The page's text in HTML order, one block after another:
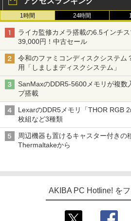
1時間 24時間
ライカ監修カメラ搭載の6.5インチ
39,000円！中古セール
令和のファミコンディスクシステム
用「しましまディスクシステム」
SanMaxのDDR5-5600メモリが複数
プ搭載
LexarのDDR5メモリ「THOR RGB
枚組など3種類
周辺機器も置けるキャスター付きの
Thermaltakeから
AKIBA PC Hotline! を